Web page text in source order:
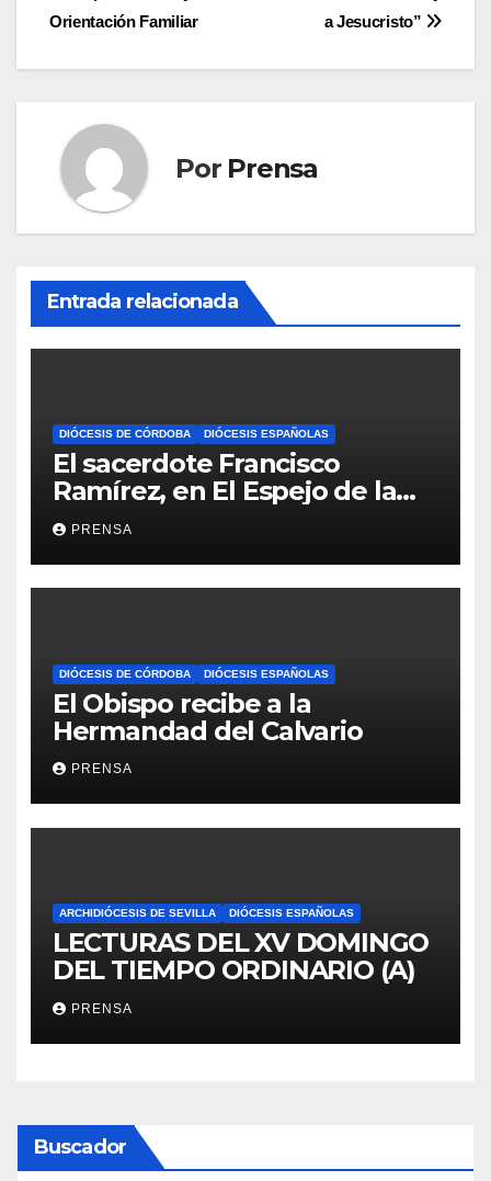
de
entradas
a Jesucristo”
Orientación Familiar
Por Prensa
Entrada relacionada
DIÓCESIS DE CÓRDOBA DIÓCESIS ESPAÑOLAS
El sacerdote Francisco
Ramírez, en El Espejo de la
Iglesia
PRENSA
DIÓCESIS DE CÓRDOBA DIÓCESIS ESPAÑOLAS
El Obispo recibe a la
Hermandad del Calvario
PRENSA
ARCHIDIÓCESIS DE SEVILLA DIÓCESIS ESPAÑOLAS
LECTURAS DEL XV DOMINGO
DEL TIEMPO ORDINARIO (A)
PRENSA
Buscador